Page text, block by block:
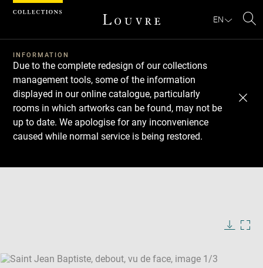
EN
INFORMATION
Due to the complete redesign of our collections
management tools, some of the information
displayed in our online catalogue, particularly
rooms in which artworks can be found, may not be
up to date. We apologise for any inconvenience
caused while normal service is being restored.
SKIP IMAGE CAROUSEL
Download
Next
Previous
Cookies management panel